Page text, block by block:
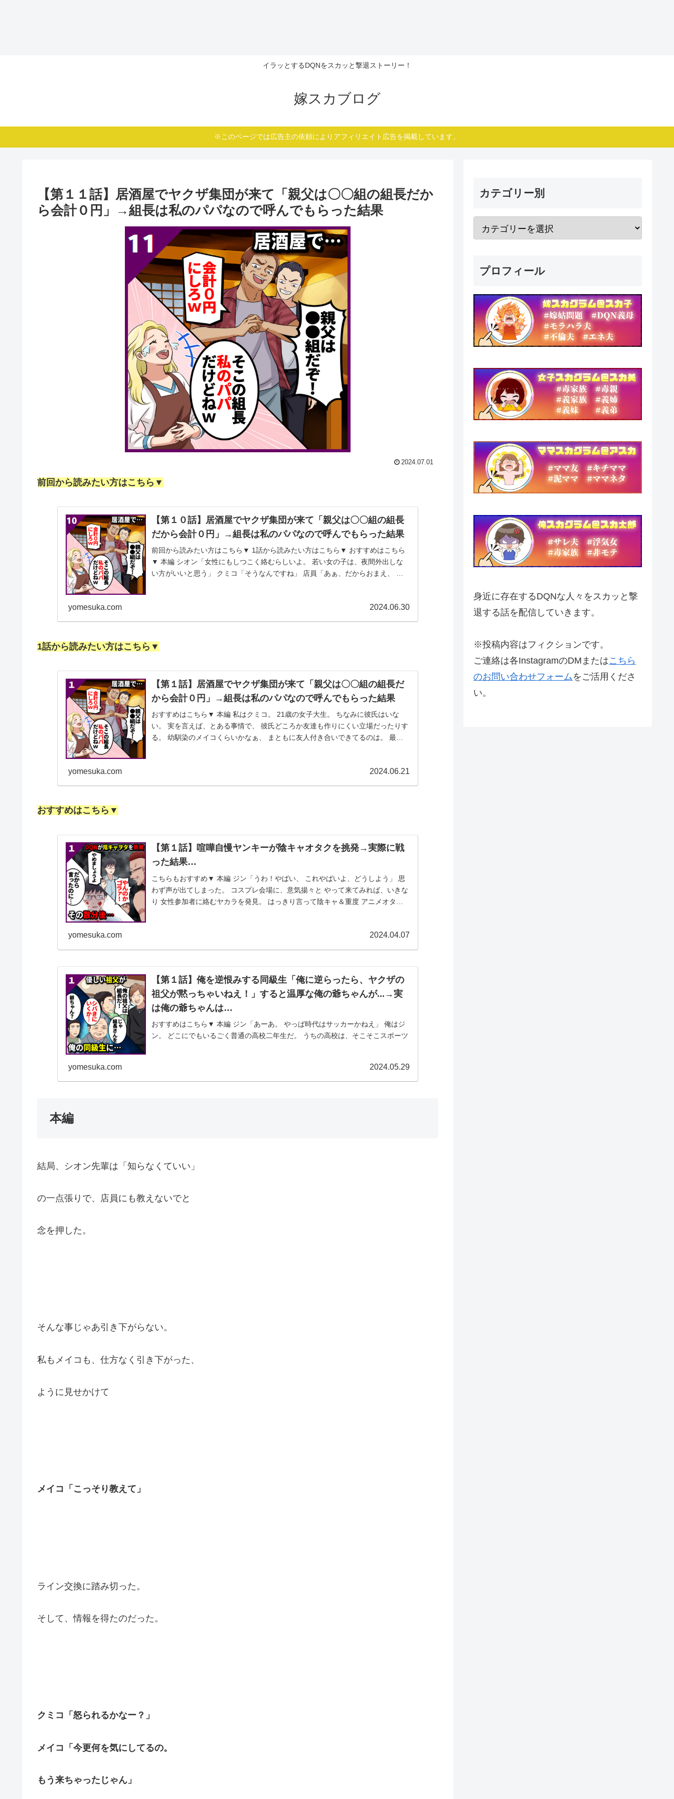
イラッとするDQNをスカッと撃退ストーリー！
嫁スカブログ
※このページでは広告主の依頼によりアフィリエイト広告を掲載しています。
【第１１話】居酒屋でヤクザ集団が来て「親父は〇〇組の組長だか
ら会計０円」→組長は私のパパなので呼んでもらった結果
2024.07.01
前回から読みたい方はこちら▼
【第１０話】居酒屋でヤクザ集団が来て「親父は〇〇組の組長
だから会計０円」→組長は私のパパなので呼んでもらった結果
前回から読みたい方はこちら▼ 1話から読みたい方はこちら▼ おすすめはこちら
▼ 本編 シオン「女性にもしつこく絡むらしいよ。 若い女の子は、夜間外出しな
い方がいいと思う」 クミコ「そうなんですね」 店員「あぁ、だからおまえ、 宣
yomesuka.com 2024.06.30
1話から読みたい方はこちら▼
【第１話】居酒屋でヤクザ集団が来て「親父は〇〇組の組長だ
から会計０円」→組長は私のパパなので呼んでもらった結果
おすすめはこちら▼ 本編 私はクミコ。 21歳の女子大生。 ちなみに彼氏はいな
い。 実を言えば、とある事情で、 彼氏どころか友達も作りにくい立場だったりす
る。 幼馴染のメイコくらいかなぁ、 まともに友人付き合いできてるのは。 最近
yomesuka.com 2024.06.21
おすすめはこちら▼
【第１話】喧嘩自慢ヤンキーが陰キャオタクを挑発→実際に戦
った結果…
こちらもおすすめ▼ 本編 ジン「うわ！やばい、 これやばいよ、どうしよう」 思
わず声が出てしまった。 コスプレ会場に、意気揚々と やって来てみれば、いきな
り 女性参加者に絡むヤカラを発見。 はっきり言って陰キャ＆重度 アニメオタク
yomesuka.com 2024.04.07
【第１話】俺を逆恨みする同級生「俺に逆らったら、ヤクザの
祖父が黙っちゃいねえ！」すると温厚な俺の爺ちゃんが...→実
は俺の爺ちゃんは…
おすすめはこちら▼ 本編 ジン「あーあ。 やっぱ時代はサッカーかねえ」 俺はジ
ン。 どこにでもいるごく普通の高校二年生だ。 うちの高校は、そこそこスポーツ
yomesuka.com 2024.05.29
本編
結局、シオン先輩は「知らなくていい」
の一点張りで、店員にも教えないでと
念を押した。
そんな事じゃあ引き下がらない。
私もメイコも、仕方なく引き下がった、
ように見せかけて
メイコ「こっそり教えて」
ライン交換に踏み切った。
そして、情報を得たのだった。
クミコ「怒られるかなー？」
メイコ「今更何を気にしてるの。
もう来ちゃったじゃん」
カテゴリー別
プロフィール
身近に存在するDQNな人々をスカッと撃
退する話を配信していきます。
※投稿内容はフィクションです。
ご連絡は各InstagramのDMまたはこちら
のお問い合わせフォーム をご活用くださ
い。